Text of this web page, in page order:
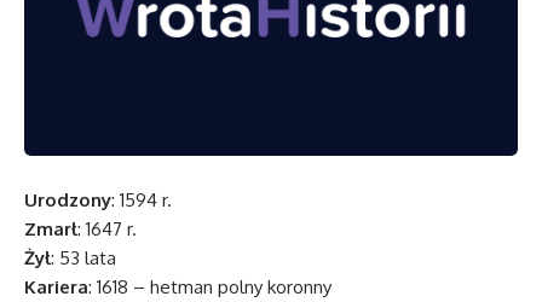
Urodzony: 1594 r.
Zmarł: 1647 r.
Żył: 53 lata
Kariera: 1618 – hetman polny koronny